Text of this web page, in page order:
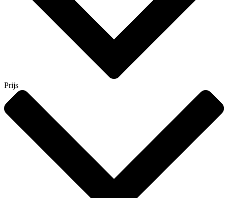
Prijs